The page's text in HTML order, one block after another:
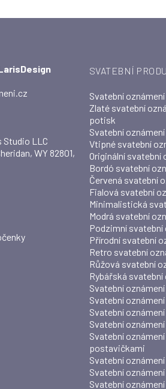
LLC
WY 82801,
SVATEBNÍ
Svatební
Zlaté svatební
potisk
Svatební
Vtipné svatební
Originální svatební
Bordó svatební
Červená svatební
Fialová svatební
Minimalistická
Modrá svatební
Podzimní svatební
Přírodní svatební
Retro svatební
Růžová svatební
Rybářská svatební
Svatební
Svatební
Svatební
Svatební
Svatební
postavičkami
Svatební
Svatební
Svatební